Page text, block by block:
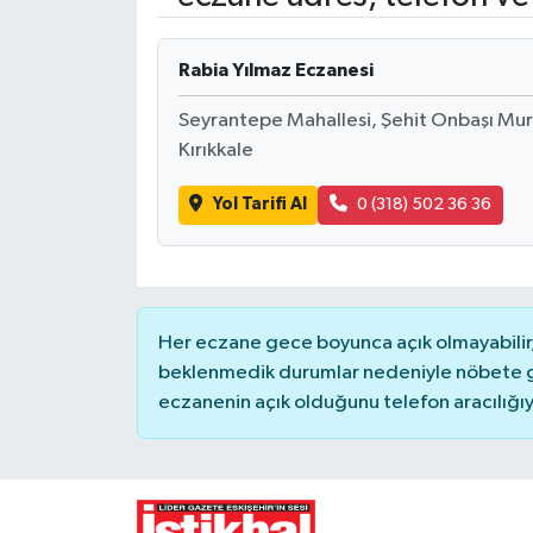
Rabia Yılmaz Eczanesi
Seyrantepe Mahallesi, Şehit Onbaşı
Kırıkkale
Yol Tarifi Al 0 (318) 502 36 36
Her eczane gece boyunca açık
beklenmedik durumlar nedeniyle nöbete
eczanenin açık olduğunu telefon
Resmi ilanlar